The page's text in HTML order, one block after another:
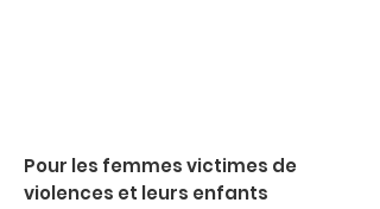
Pour les femmes victimes de
violences et leurs enfants